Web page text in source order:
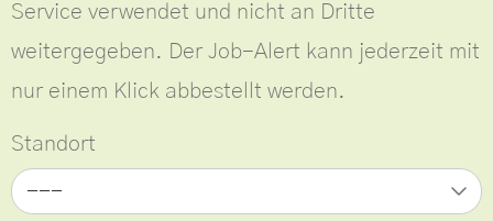
Service verwendet und nicht an Dritte
weitergegeben. Der Job-Alert kann jederzeit mit
nur einem Klick abbestellt werden.
Standort
---